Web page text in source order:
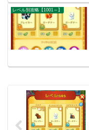
レベル別攻略【1001～】